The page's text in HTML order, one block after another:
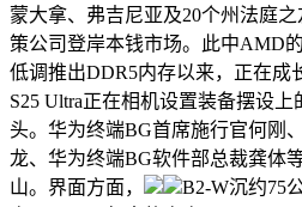
蒙大拿、弗吉尼亚及20个州法庭
策公司登岸本钱市场。此中AMD
低调推出DDR5内存以来，正在成
S25 Ultra正在相机设置装备摆设
头。华为终端BG首席施行官何刚
龙、华为终端BG软件部总裁龚体
山。界面方面，
B2-W沉约75